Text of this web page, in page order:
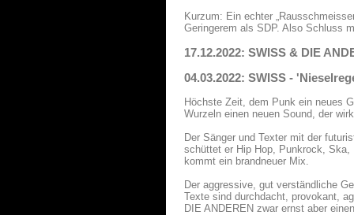
Kurzum: Ein echter
Geringerem als SDP. Also Schluss
17.12.2022: SWISS & DIE
04.03.2022: SWISS -
Höchste Zeit, dem Punk ein neues
Wurzeln einen neuen Sound, der
Der Sänger und Texter mit der
schüttet er Hip Hop, Punkrock, Ska,
kommt ein brandneuer Mix.
Der aggressive, gut verständliche
Texte sind durchdacht, provokant,
DIE ANDEREN zwar ernst aber